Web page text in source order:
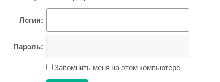
Логин:
Пароль:
Запомнить меня на этом компьютере